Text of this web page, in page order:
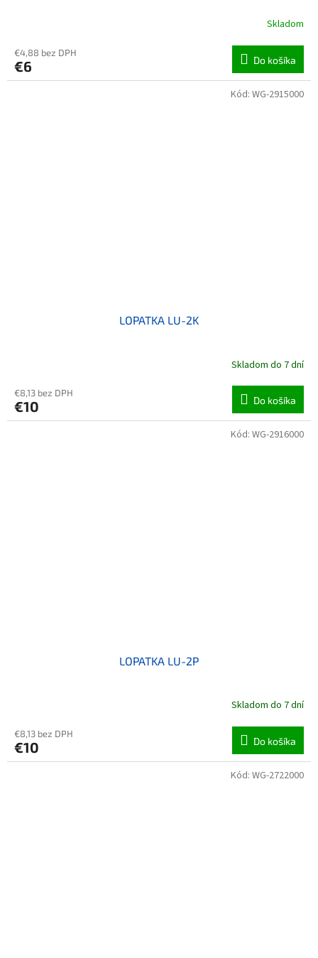
Skladom
€4,88 bez DPH
€6 Do košíka
LOPATKA LU-2K
Skladom do 7 dní
€8,13 bez DPH
€10 Do košíka
Kód: WG-2915000
LOPATKA LU-2P
Skladom do 7 dní
€8,13 bez DPH
€10 Do košíka
Kód: WG-2916000
Kód: WG-2722000